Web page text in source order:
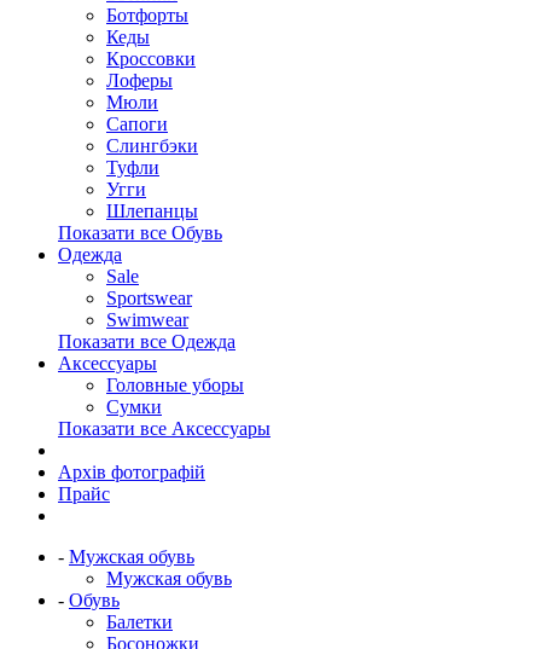
Ботфорты
Кеды
Кроссовки
Лоферы
Мюли
Сапоги
Слингбэки
Туфли
Угги
Шлепанцы
Показати все Обувь
Одежда
Sale
Sportswear
Swimwear
Показати все Одежда
Аксессуары
Головные уборы
Сумки
Показати все Аксессуары
Архів фотографій
Прайс
- Мужская обувь
Мужская обувь
- Обувь
Балетки
Босоножки